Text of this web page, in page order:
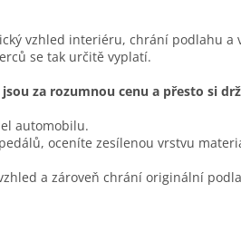
vzhled interiéru, chrání podlahu a
se tak určitě vyplatí.
za rozumnou cenu a přesto si
automobilu.
oceníte zesílenou vrstvu
a zároveň chrání originální